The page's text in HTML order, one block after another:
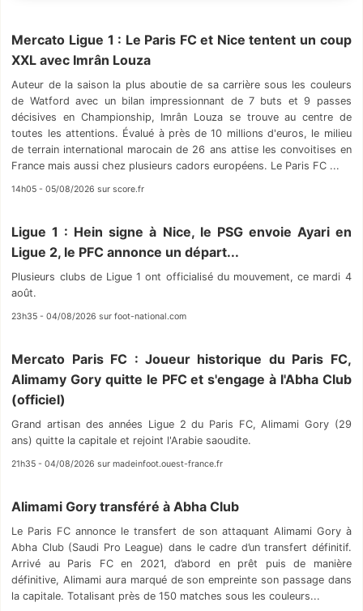
Mercato Ligue 1 : Le Paris FC et Nice tentent un coup
XXL avec Imrân Louza
Auteur de la saison la plus aboutie de sa carrière sous les couleurs
de Watford avec un bilan impressionnant de 7 buts et 9 passes
décisives en Championship, Imrân Louza se trouve au centre de
toutes les attentions. Évalué à près de 10 millions d'euros, le milieu
de terrain international marocain de 26 ans attise les convoitises en
France mais aussi chez plusieurs cadors européens. Le Paris FC ...
14h05 - 05/08/2026 sur score.fr
Ligue 1 : Hein signe à Nice, le PSG envoie Ayari en
Ligue 2, le PFC annonce un départ...
Plusieurs clubs de Ligue 1 ont officialisé du mouvement, ce mardi 4
août.
23h35 - 04/08/2026 sur foot-national.com
Mercato Paris FC : Joueur historique du Paris FC,
Alimamy Gory quitte le PFC et s'engage à l'Abha Club
(officiel)
Grand artisan des années Ligue 2 du Paris FC, Alimami Gory (29
ans) quitte la capitale et rejoint l'Arabie saoudite.
21h35 - 04/08/2026 sur madeinfoot.ouest-france.fr
Alimami Gory transféré à Abha Club
Le Paris FC annonce le transfert de son attaquant Alimami Gory à
Abha Club (Saudi Pro League) dans le cadre d’un transfert définitif.
Arrivé au Paris FC en 2021, d’abord en prêt puis de manière
définitive, Alimami aura marqué de son empreinte son passage dans
la capitale. Totalisant près de 150 matches sous les couleurs...